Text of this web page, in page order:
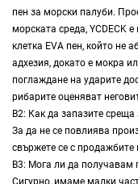
пен за морски палуби.
морската среда, YCDECK
клетка EVA пен, който не
адхезия, докато е мокра
поглаждане на ударите
рибарите оценяват
В2: Как да запазите
За да не се повлиява
свържете се с
В3: Мога ли да получавам
Сигурно, имаме малки